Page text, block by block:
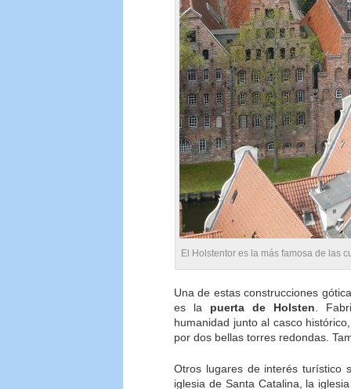
El Holstentor es la más famosa de las
Una de estas construcciones
es la puerta de Holsten .
humanidad junto al casco
por dos bellas torres redondas.
Otros lugares de interés turístico
iglesia de Santa Catalina, la